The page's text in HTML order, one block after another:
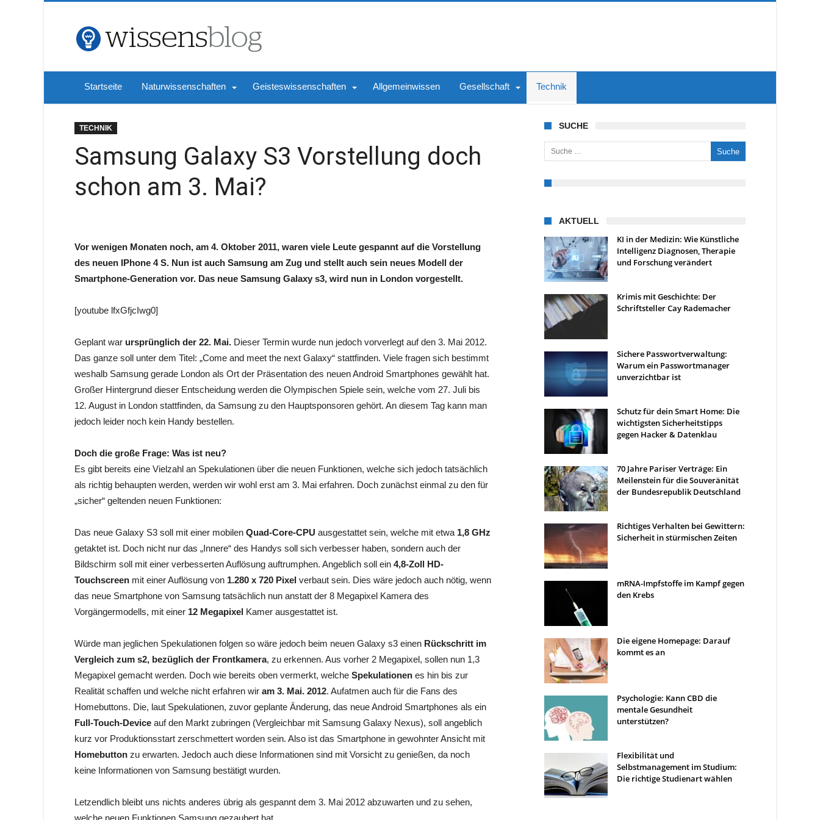
Startseite Naturwissenschaften Geisteswissenschaften Allgemeinwissen Gesellschaft Technik
TECHNIK
Samsung Galaxy S3 Vorstellung doch
schon am 3. Mai?
Vor wenigen Monaten noch, am 4. Oktober 2011, waren viele Leute gespannt auf die Vorstellung
des neuen IPhone 4 S. Nun ist auch Samsung am Zug und stellt auch sein neues Modell der
Smartphone-Generation vor. Das neue Samsung Galaxy s3, wird nun in London vorgestellt.
[youtube lfxGfjcIwg0]
Geplant war ursprünglich der 22. Mai. Dieser Termin wurde nun jedoch vorverlegt auf den 3. Mai 2012.
Das ganze soll unter dem Titel: „Come and meet the next Galaxy“ stattfinden. Viele fragen sich bestimmt
weshalb Samsung gerade London als Ort der Präsentation des neuen Android Smartphones gewählt hat.
Großer Hintergrund dieser Entscheidung werden die Olympischen Spiele sein, welche vom 27. Juli bis
12. August in London stattfinden, da Samsung zu den Hauptsponsoren gehört. An diesem Tag kann man
jedoch leider noch kein Handy bestellen.
Doch die große Frage: Was ist neu?
Es gibt bereits eine Vielzahl an Spekulationen über die neuen Funktionen, welche sich jedoch tatsächlich
als richtig behaupten werden, werden wir wohl erst am 3. Mai erfahren. Doch zunächst einmal zu den für
„sicher“ geltenden neuen Funktionen:
Das neue Galaxy S3 soll mit einer mobilen Quad-Core-CPU ausgestattet sein, welche mit etwa 1,8 GHz
getaktet ist. Doch nicht nur das „Innere“ des Handys soll sich verbesser haben, sondern auch der
Bildschirm soll mit einer verbesserten Auflösung auftrumphen. Angeblich soll ein 4,8-Zoll HD-
Touchscreen mit einer Auflösung von 1.280 x 720 Pixel verbaut sein. Dies wäre jedoch auch nötig, wenn
das neue Smartphone von Samsung tatsächlich nun anstatt der 8 Megapixel Kamera des
Vorgängermodells, mit einer 12 Megapixel Kamer ausgestattet ist.
Würde man jeglichen Spekulationen folgen so wäre jedoch beim neuen Galaxy s3 einen Rückschritt im
Vergleich zum s2, bezüglich der Frontkamera, zu erkennen. Aus vorher 2 Megapixel, sollen nun 1,3
Megapixel gemacht werden. Doch wie bereits oben vermerkt, welche Spekulationen es hin bis zur
Realität schaffen und welche nicht erfahren wir am 3. Mai. 2012. Aufatmen auch für die Fans des
Homebuttons. Die, laut Spekulationen, zuvor geplante Änderung, das neue Android Smartphones als ein
Full-Touch-Device auf den Markt zubringen (Vergleichbar mit Samsung Galaxy Nexus), soll angeblich
kurz vor Produktionsstart zerschmettert worden sein. Also ist das Smartphone in gewohnter Ansicht mit
Homebutton zu erwarten. Jedoch auch diese Informationen sind mit Vorsicht zu genießen, da noch
keine Informationen von Samsung bestätigt wurden.
Letzendlich bleibt uns nichts anderes übrig als gespannt dem 3. Mai 2012 abzuwarten und zu sehen,
welche neuen Funktionen Samsung gezaubert hat.
SUCHE
Suche nach:
AKTUELL
KI in der Medizin: Wie Künstliche
Intelligenz Diagnosen, Therapie
und Forschung verändert
Krimis mit Geschichte: Der
Schriftsteller Cay Rademacher
Sichere Passwortverwaltung:
Warum ein Passwortmanager
unverzichtbar ist
Schutz für dein Smart Home: Die
wichtigsten Sicherheitstipps
gegen Hacker & Datenklau
70 Jahre Pariser Verträge: Ein
Meilenstein für die Souveränität
der Bundesrepublik Deutschland
Richtiges Verhalten bei Gewittern:
Sicherheit in stürmischen Zeiten
mRNA-Impfstoffe im Kampf gegen
den Krebs
Die eigene Homepage: Darauf
kommt es an
Psychologie: Kann CBD die
mentale Gesundheit
unterstützen?
Flexibilität und
Selbstmanagement im Studium:
Die richtige Studienart wählen